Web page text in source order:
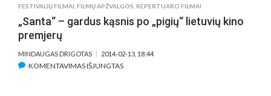
FESTIVALIŲ FILMAI FILMŲ APŽVALGOS REPERTUARO FILMAI
„Santa“ – gardus kąsnis po „pigių“ lietuvių kino
premjerų
MINDAUGAS DRIGOTAS 2014-02-13, 18:44
KOMENTAVIMAS IŠJUNGTASĮRAŠE